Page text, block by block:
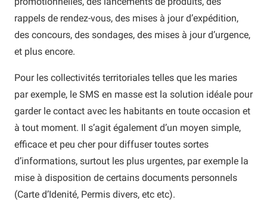
rappels de rendez-vous, des mises à jour d’expédition,
des concours, des sondages, des mises à jour d’urgence,
et plus encore.
Pour les collectivités territoriales telles que les maries
par exemple, le SMS en masse est la solution idéale pour
garder le contact avec les habitants en toute occasion et
à tout moment. Il s’agit également d’un moyen simple,
efficace et peu cher pour diffuser toutes sortes
d’informations, surtout les plus urgentes, par exemple la
mise à disposition de certains documents personnels
(Carte d’Idenité, Permis divers, etc etc).